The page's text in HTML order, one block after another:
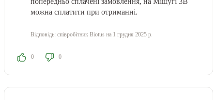
можна сплатити при отриманні.
Відповідь: співробітник Biotus на 1 грудня 2025 р.
0 0